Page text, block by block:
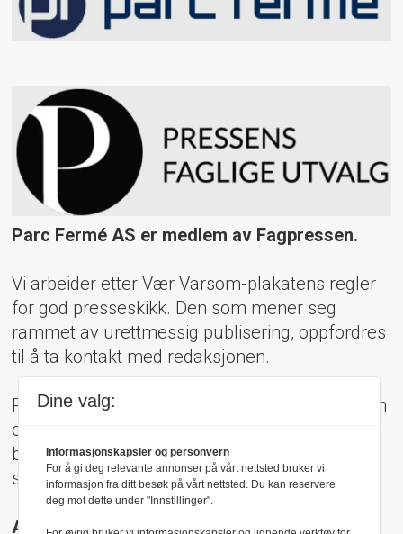
Parc Fermé AS er medlem av Fagpressen.
Vi arbeider etter Vær Varsom-plakatens regler
for god presseskikk. Den som mener seg
rammet av urettmessig publisering, oppfordres
til å ta kontakt med redaksjonen.
Pressens Faglige Utvalg (PFU) er et klageorgan
oppnevnt av Norsk Presseforbund som
behandler klager mot mediene i presseetiske
spørsmål.
Adresse:
Dine valg:
Informasjonskapsler og personvern
For å gi deg relevante annonser på vårt nettsted bruker vi
informasjon fra ditt besøk på vårt nettsted. Du kan reservere
deg mot dette under "Innstillinger".